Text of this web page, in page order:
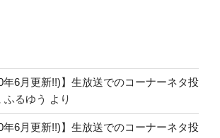
年6月更新!!)】生放送でのコーナーネタ投
ふるゆう より
年6月更新!!)】生放送でのコーナーネタ投